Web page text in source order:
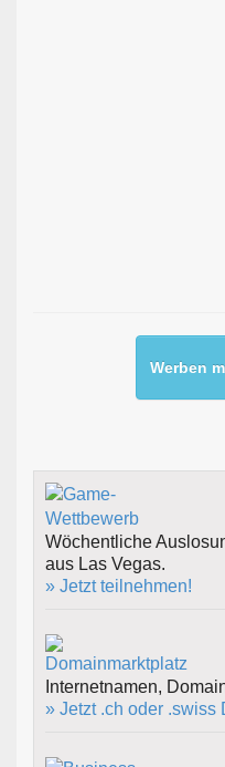
Werben
Wöchentliche
aus Las Vegas.
» Jetzt teilnehmen!
Internetnamen,
» Jetzt .ch oder .swiss